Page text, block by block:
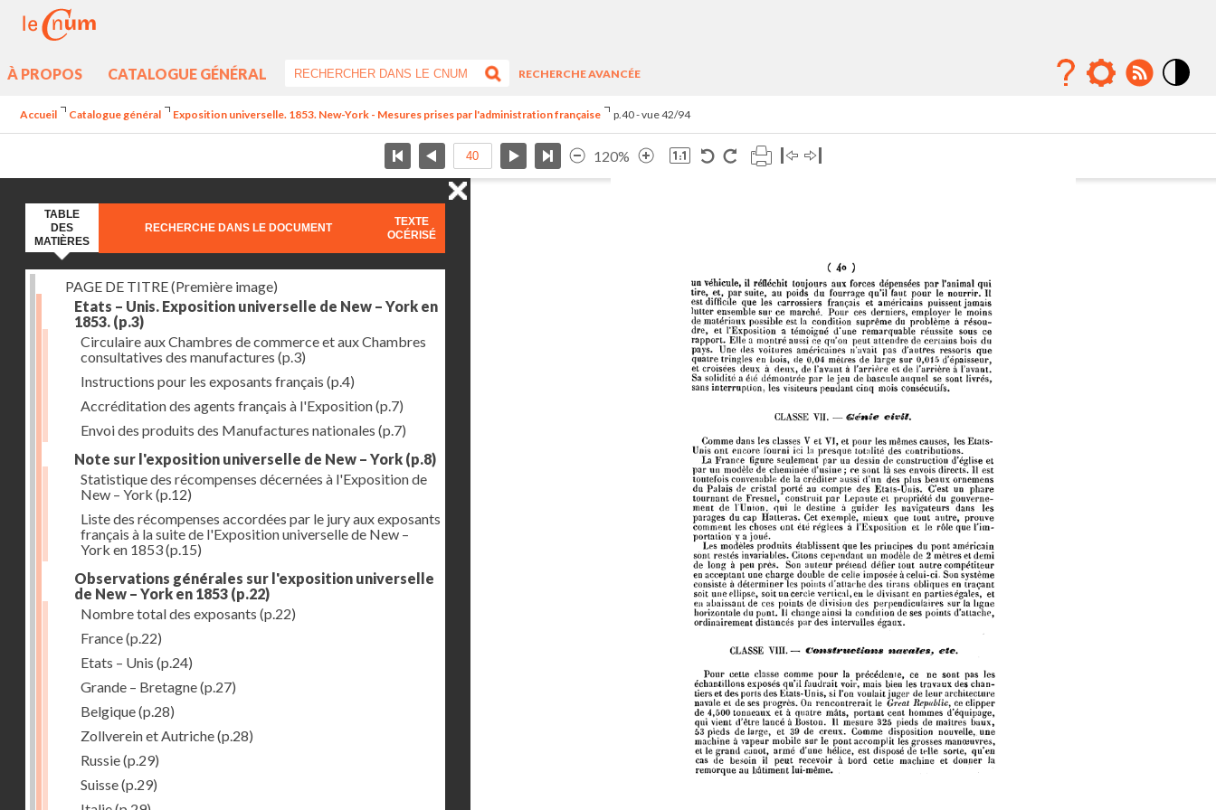
À PROPOS CATALOGUE GÉNÉRAL
RECHERCHE AVANCÉE
Accueil Catalogue général Exposition universelle. 1853. New-York - Mesures prises par l'administration française p.40 - vue 42/94
120%
TABLE
DES
MATIÈRES
RECHERCHE DANS LE DOCUMENT
TEXTE
OCÉRISÉ
PAGE DE TITRE (Première image)
Etats – Unis. Exposition universelle de New – York en
1853. (p.3)
Circulaire aux Chambres de commerce et aux Chambres
consultatives des manufactures (p.3)
Instructions pour les exposants français (p.4)
Accréditation des agents français à l'Exposition(p.7)
Envoi des produits des Manufactures nationales (p.7)
Note sur l'exposition universelle de New – York (p.8)
Statistique des récompenses décernées à l'Exposition de
New – York (p.12)
Liste des récompenses accordées par le jury aux exposants
français à la suite de l'Exposition universelle de New –
York en 1853(p.15)
Observations générales sur l'exposition universelle
de New – York en 1853 (p.22)
Nombre total des exposants (p.22)
France(p.22)
Etats – Unis (p.24)
Grande – Bretagne(p.27)
Belgique(p.28)
Zollverein et Autriche(p.28)
Russie(p.29)
Suisse(p.29)